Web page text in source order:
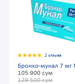
2 отзыва
Бронхо-мунал 7
105 900 сум
129 500 сум